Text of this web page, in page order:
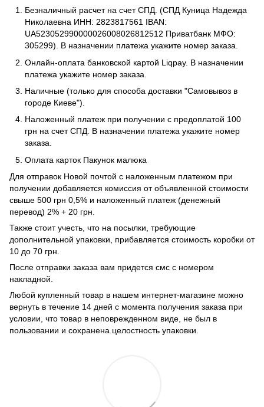
Безналичный расчет на счет СПД. (СПД Куница Надежда
Николаевна ИНН: 2823817561 IBAN:
UA523052990000026008026812512 Приватбанк МФО:
305299). В назначении платежа укажите номер заказа.
Онлайн-оплата банковской картой Liqpay. В назначении
платежа укажите номер заказа.
Наличные (только для способа доставки "Самовывоз в
городе Киеве").
Наложенный платеж при получении с предоплатой 100
грн на счет СПД. В назначении платежа укажите номер
заказа.
Оплата карток Пакунок малюка
Для отправок Новой почтой с наложенным платежом при
получении добавляется комиссия от объявленной стоимости
свыше 500 грн 0,5% и наложенный платеж (денежный
перевод) 2% + 20 грн.
Также стоит учесть, что на посылки, требующие
дополнительной упаковки, прибавляется стоимость коробки от
10 до 70 грн.
После отправки заказа вам придется смс с номером
накладной.
Любой купленный товар в нашем интернет-магазине можно
вернуть в течение 14 дней с момента получения заказа при
условии, что товар в неповрежденном виде, не был в
пользовании и сохранена целостность упаковки.